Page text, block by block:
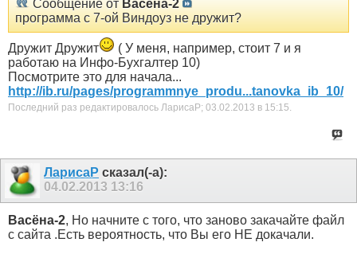
Сообщение от Васёна-2
программа с 7-ой Виндоуз не дружит?
Дружит Дружит
( У меня, например, стоит 7 и я
работаю на Инфо-Бухгалтер 10)
Посмотрите это для начала...
http://ib.ru/pages/programmnye_produ...tanovka_ib_10/
Последний раз редактировалось ЛарисаР; 03.02.2013 в 15:15
ЛарисаР сказал(-а):
04.02.2013 13:16
Васёна-2, Но начните с того, что заново закачайте файл
с сайта .Есть вероятность, что Вы его НЕ докачали.